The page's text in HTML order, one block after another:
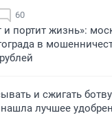
60
и портит жизнь»:
в
и сжигать
лучшее